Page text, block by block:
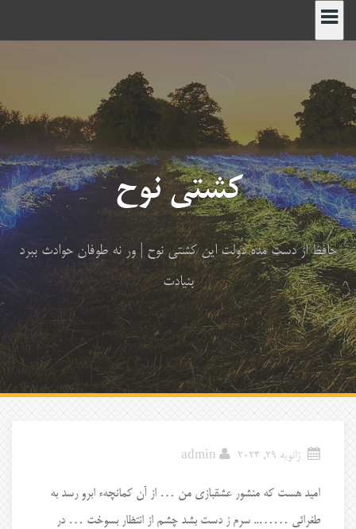
پرش
به
کشتی نوح
حافظ از دست مده دولت این کشتی نوح | ور نه طوفان حوادث ببرد
بنیادت
ژانویه 29, 2024 admin
امید هست که منشور عشقبازی من … از آن کمانچهء ابرو رسد به
طغرائی …….. سرم ز دست بشد چشم از انتظار بسوخت … در